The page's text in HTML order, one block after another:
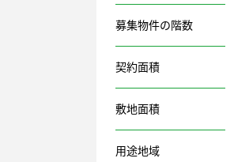
募集物件の階数
契約面積
敷地面積
用途地域